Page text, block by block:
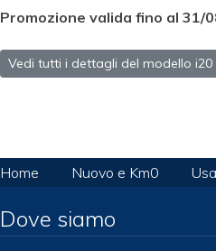
Promozione valida fino al 31/
Vedi tutti i dettagli del modello i20
Home Nuovo e Km0
Dove siamo